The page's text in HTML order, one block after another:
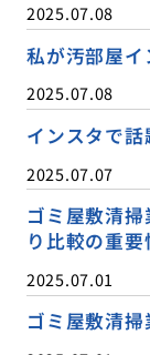
2025.07.08
私が汚部屋
2025.07.08
インスタで
2025.07.07
ゴミ屋敷清
り比較の重要
2025.07.01
ゴミ屋敷清